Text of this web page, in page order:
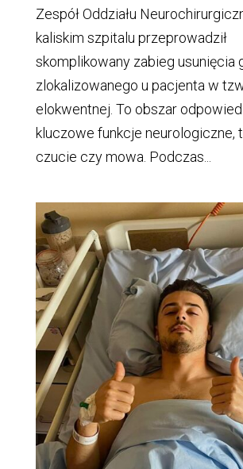
Zespół Oddziału
kaliskim szpitalu przeprowadził
skomplikowany zabieg usunięcia
zlokalizowanego u pacjenta w
elokwentnej. To obszar
kluczowe funkcje neurologiczne,
czucie czy mowa. Podczas...